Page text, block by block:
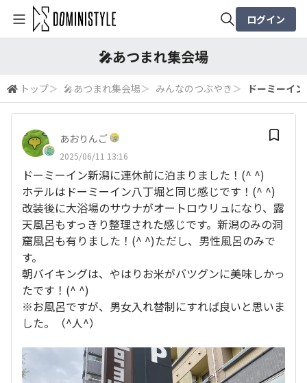
検索
ログイン
🎤あつまれ集会場
トップ＞ 🎤あつまれ集会場＞ みんなのつぶやき ＞ ドーミーイ
あおりんご
2025/06/11 13:16
ドーミーイン新潟に連休前に泊まりました！(^ ^)
ホテルはドーミーイン八丁堀と同じ感じです！(^ ^)
改装後に大浴場のサウナがオートロウリュになり、露
天風呂もすっきり整理された感じです。新潟のみの洞
窟風呂も有りました！(^ ^)ただし、男性風呂のみで
す。
朝バイキングは、やはりお米がバツグンに美味しかっ
たです！(^ ^)
※お風呂ですが、男女入れ替制にすれば良いと思いま
した。（^人^）